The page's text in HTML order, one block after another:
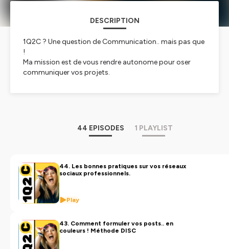
DESCRIPTION
1Q2C ? Une question de Communication.. mais pas que
!
Ma mission est de vous rendre autonome pour oser
communiquer vos projets.
par le référencement Google, mais sans oublier les
galères d'entepreneurs, je compte bien vous mettre un
> Retrouvez en replay toutes les émissions en direct de
1Q2C sur la chaine YouTube :
https://www.youtube.com/c/LindaSCHELL1Q2C
> Retrouvez-moi sur Instagram, Facebook et Linkedin :
44 EPISODES 1 PLAYLIST
44. Les bonnes pratiques sur vos réseaux
sociaux professionnels.
Play
43. Comment formuler vos posts.. en
couleurs ! Méthode DISC